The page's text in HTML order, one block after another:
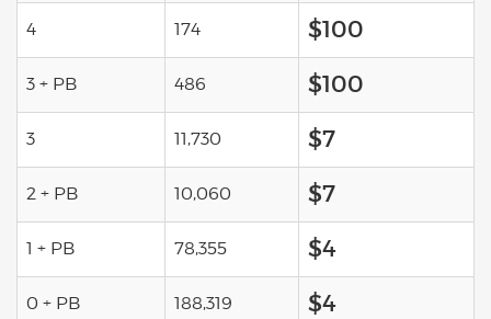
4 174 $100
3 + PB 486 $100
3 11,730 $7
2 + PB 10,060 $7
1 + PB 78,355 $4
0 + PB 188,319 $4